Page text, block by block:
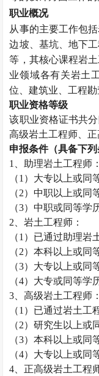
职业概况
从事的主要工作包
边坡、基坑、地下
等，其核心课程岩
业领域各有关岩土
位、建筑业、工程勘
职业资格等级
该职业资格证书共
高级岩土工程师 、
申报条件（具备下列
1、助理岩土工程师 ：
（1）大专以上或同
（2）中职以上或同
（3）中职或同等学
2、岩土工程师 ：
（1）已通过助理岩
（2）本科以上或同
（3）大专以上或同
（4）大专或同等学
3、高级岩土工程师 ：
（1）已通过岩土工
（2）研究生以上或
（3）本科以上或同
（4）大专以上或同
4、正高级岩土工程